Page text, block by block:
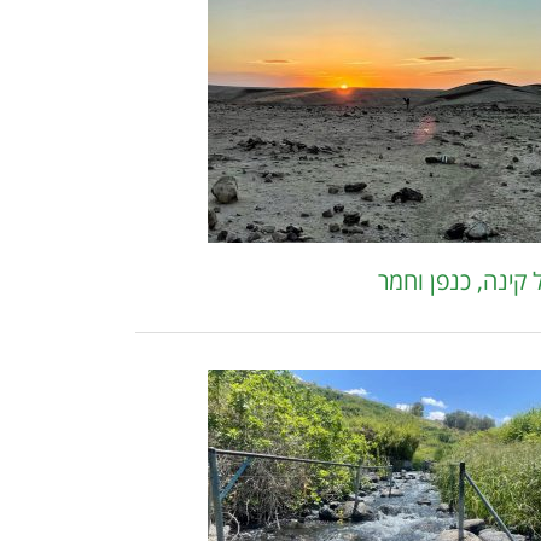
קינה, כנפן וחמר